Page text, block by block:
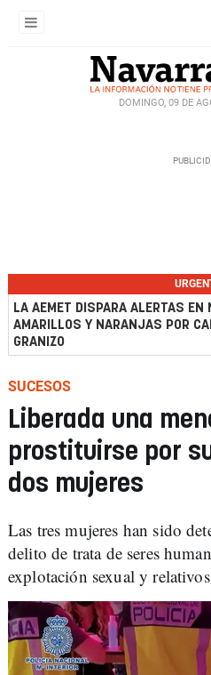
DOMINGO, 09 DE
LA AEMET DISPARA ALERTAS EN
AMARILLOS Y NARANJAS POR
GRANIZO
SUCESOS
Liberada una
prostituirse por
dos mujeres
Las tres mujeres han sido
delito de trata de seres
explotación sexual y